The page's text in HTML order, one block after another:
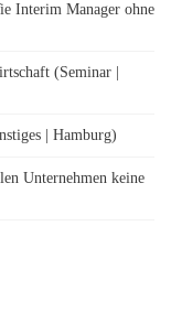
Interim Manager ohne
(Seminar |
| Hamburg)
Unternehmen keine